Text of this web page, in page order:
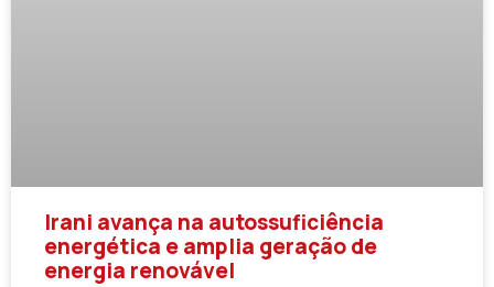
Irani avança na autossuficiência
energética e amplia geração de
energia renovável